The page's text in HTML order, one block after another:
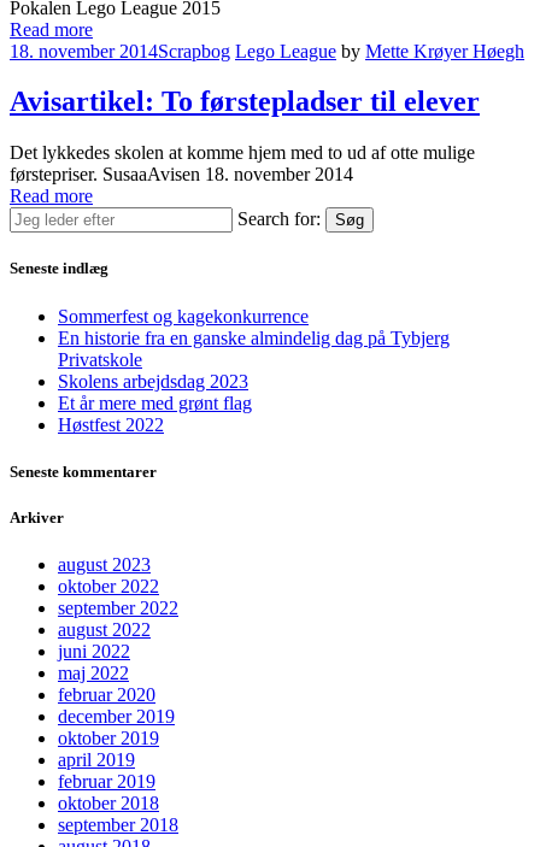
Pokalen Lego League 2015
Read more
18. november 2014Scrapbog Lego League by Mette Krøyer Høegh
Avisartikel: To førstepladser til elever
Det lykkedes skolen at komme hjem med to ud af otte mulige
førstepriser. SusaaAvisen 18. november 2014
Read more
Search for:
Søg
Seneste indlæg
Sommerfest og kagekonkurrence
En historie fra en ganske almindelig dag på Tybjerg
Privatskole
Skolens arbejdsdag 2023
Et år mere med grønt flag
Høstfest 2022
Seneste kommentarer
Arkiver
august 2023
oktober 2022
september 2022
august 2022
juni 2022
maj 2022
februar 2020
december 2019
oktober 2019
april 2019
februar 2019
oktober 2018
september 2018